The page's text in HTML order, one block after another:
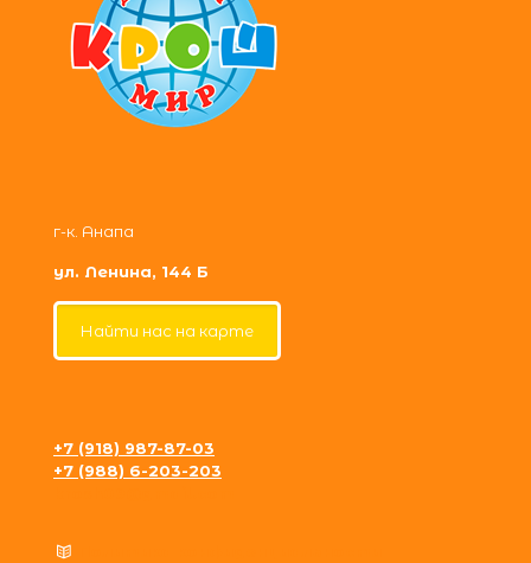
г-к. Анапа
ул. Ленина, 144 Б
Найти нас на карте
+7 (918) 987-87-03
+7 (988) 6-203-203